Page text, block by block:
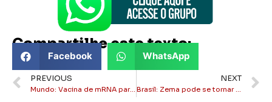
Compartilhe este texto:
Facebook WhatsApp
PREVIOUS
Mundo: Vacina de mRNA para câncer de pâncreas aumenta sobrevida de pacientes, diz estudo
NEXT
Brasil: Zema pode se tornar segundo pré-candidato de oposição alvo de ação no STF